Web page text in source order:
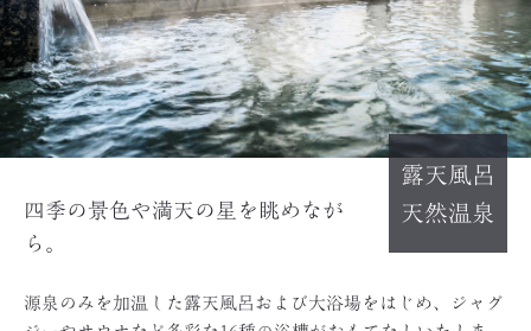
露天風呂
天然温泉
四季の景色や満天の星を眺めなが
ら。
源泉のみを加温した露天風呂および大浴場をはじめ、ジャグ